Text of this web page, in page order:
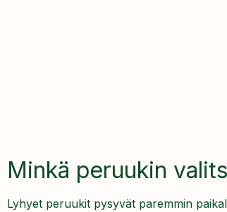
Minkä peruukin
Lyhyet peruukit pysyvät paremmin